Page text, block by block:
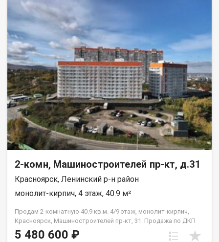
2-комн, Машиностроителей пр-кт, д.31
Красноярск, Ленинский р-н район
монолит-кирпич, 4 этаж, 40.9 м²
Продам 2-комнатную 40.9 кв.м. 4/9 этаж, монолит-кирпич,
Красноярск, Машиностроителей пр-кт, 31. Продажа по ДКП
НЕ ОТ ЗАСТРОЙЩИКА
5 480 600 ₽